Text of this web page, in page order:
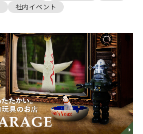
社内イベント